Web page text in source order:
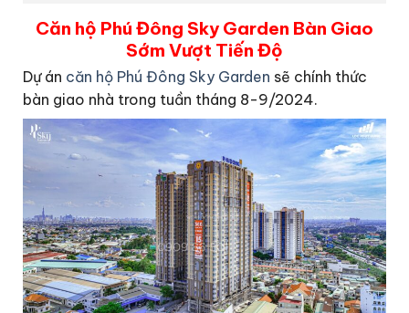
Căn hộ Phú Đông Sky Garden Bàn Giao
Sớm Vượt Tiến Độ
Dự án căn hộ Phú Đông Sky Garden sẽ chính thức
bàn giao nhà trong tuần tháng 8-9/2024.